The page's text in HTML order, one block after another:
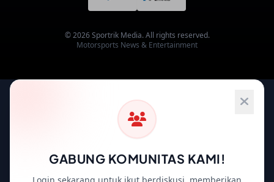
© 2026 Sportrik Media. All rights reserved.
Motorsports News & Entertainment
GABUNG KOMUNITAS KAMI!